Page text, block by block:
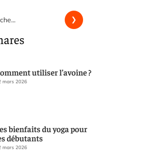
utiliser l’avoine ?
mars 2026
bienfaits du yoga pour
débutants
mars 2026